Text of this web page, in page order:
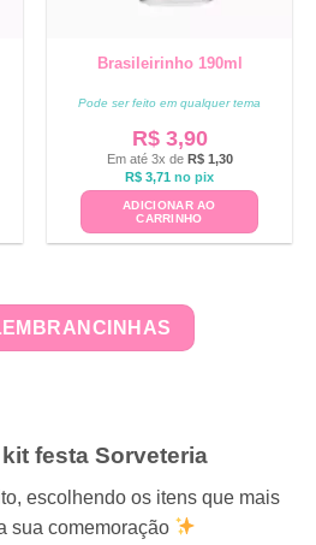
Brasileirinho 190ml
Pode ser feito em qualquer tema
R$3,90
Em até 3x de R$1,30
R$ 3,71 no pix
ADICIONAR AO
CARRINHO
festa Sorveteria
escolhendo os itens que mais
sua comemoração